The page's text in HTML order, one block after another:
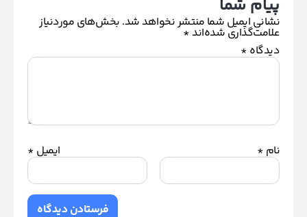
پیام شما
نشانی ایمیل شما منتشر نخواهد شد. بخش‌های موردنیاز
علامت‌گذاری شده‌اند*
دیدگاه *
نام * ایمیل *